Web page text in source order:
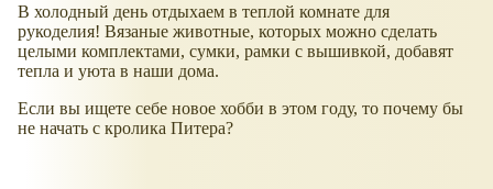
В холодный день отдыхаем в теплой комнате для
рукоделия! Вязаные животные, которых можно сделать
целыми комплектами, сумки, рамки с вышивкой, добавят
тепла и уюта в наши дома.
Если вы ищете себе новое хобби в этом году, то почему бы
не начать с кролика Питера?